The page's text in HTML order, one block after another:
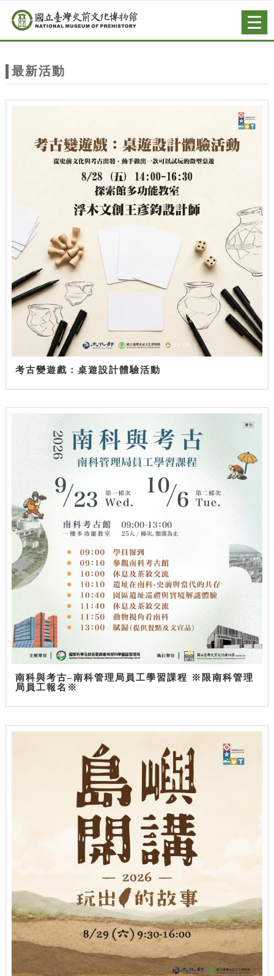
站
主
跳到主要內容
網站導覽
最新活動
考古變遊戲：桌遊設計體驗活動
南科與考古–南科管理局員工學習課程 ※限南科管理
局員工報名※